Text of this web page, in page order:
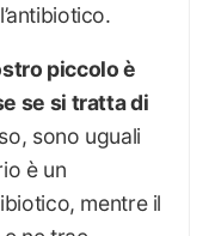
piccolo è
se si tratta di
sono uguali
è un
mentre il